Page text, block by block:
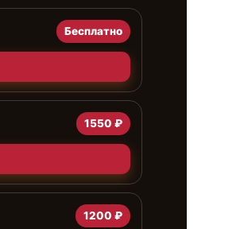
Бесплатно
1550 ₽
1200 ₽